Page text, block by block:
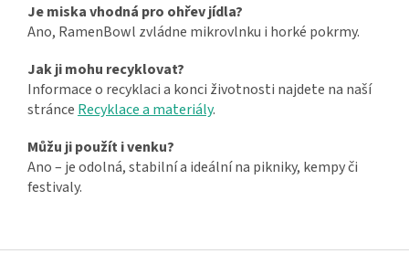
Je miska vhodná pro ohřev jídla?
Ano, RamenBowl zvládne mikrovlnku i horké pokrmy.
Jak ji mohu recyklovat?
Informace o recyklaci a konci životnosti najdete na naší
stránce Recyklace a materiály.
Můžu ji použít i venku?
Ano – je odolná, stabilní a ideální na pikniky, kempy či
festivaly.